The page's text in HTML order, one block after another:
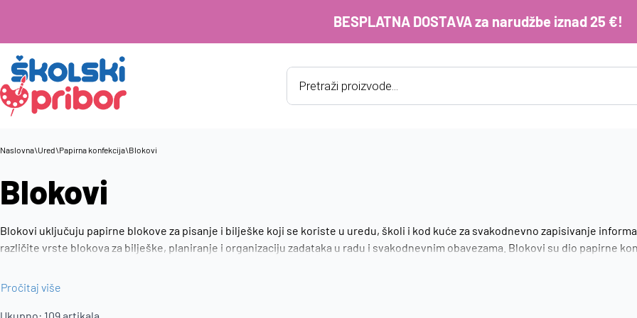
BESPLATNA DOSTAVA za narudžbe iznad 25 €!
Products
search
Naslovna\Ured\Papirna konfekcija\Blokovi
Blokovi
Blokovi uključuju papirne blokove za pisanje i bilješke koji se koriste u uredu, školi i kod kuće za svakodnevno zapisivanje
različite vrste blokova za bilješke, planiranje i organizaciju zadataka u radu i svakodnevnim obavezama. Blokovi su dio papirne
Pročitaj više